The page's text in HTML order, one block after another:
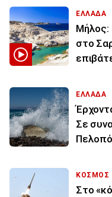
ΕΛΛΑΔΑ
Μήλος:
στο
ΕΛΛΑΔΑ
Σε
ΚΟΣΜΟΣ
Στο